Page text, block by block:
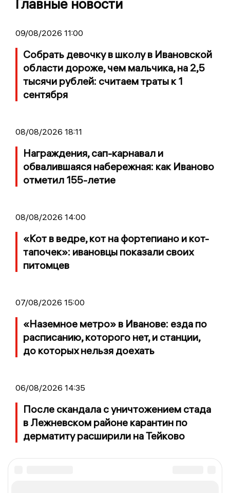
Главные новости
09/08/2026 11:00
Собрать девочку в школу в Ивановской
области дороже, чем мальчика, на 2,5
тысячи рублей: считаем траты к 1
сентября
08/08/2026 18:11
Награждения, сап-карнавал и
обвалившаяся набережная: как Иваново
отметил 155-летие
08/08/2026 14:00
«Кот в ведре, кот на фортепиано и кот-
тапочек»: ивановцы показали своих
питомцев
07/08/2026 15:00
«Наземное метро» в Иванове: езда по
расписанию, которого нет, и станции,
до которых нельзя доехать
06/08/2026 14:35
После скандала с уничтожением стада
в Лежневском районе карантин по
дерматиту расширили на Тейково